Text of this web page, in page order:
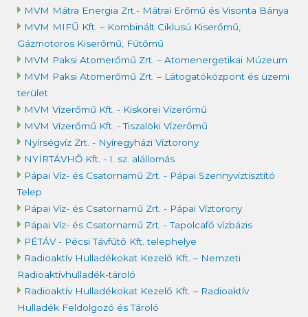
MVM Mátra Energia Zrt.- Mátrai Erőmű és Visonta Bánya
MVM MIFŰ Kft. – Kombinált Ciklusú Kiserőmű,
Gázmotoros Kiserőmű, Fűtőmű
MVM Paksi Atomerőmű Zrt. – Atomenergetikai Múzeum
MVM Paksi Atomerőmű Zrt. – Látogatóközpont és üzemi
terület
MVM Vízerőmű Kft. - Kiskörei Vízerőmű
MVM Vízerőmű Kft. - Tiszalöki Vízerőmű
Nyírségvíz Zrt. - Nyíregyházi Víztorony
NYÍRTÁVHŐ Kft. - I. sz. alállomás
Pápai Víz- és Csatornamű Zrt. - Pápai Szennyvíztisztító
Telep
Pápai Víz- és Csatornamű Zrt. - Pápai Víztorony
Pápai Víz- és Csatornamű Zrt. - Tapolcafő vízbázis
PÉTÁV - Pécsi Távfűtő Kft. telephelye
Radioaktív Hulladékokat Kezelő Kft. – Nemzeti
Radioaktívhulladék-tároló
Radioaktív Hulladékokat Kezelő Kft. – Radioaktív
Hulladék Feldolgozó és Tároló